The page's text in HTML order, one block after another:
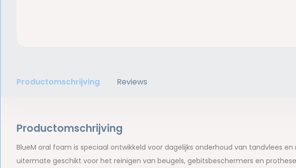
Productomschrijving Reviews
Productomschrijving
BlueM oral foam is speciaal ontwikkeld voor dagelijks onderhoud van tandvlees
uitermate geschikt voor het reinigen van beugels, gebitsbeschermers en